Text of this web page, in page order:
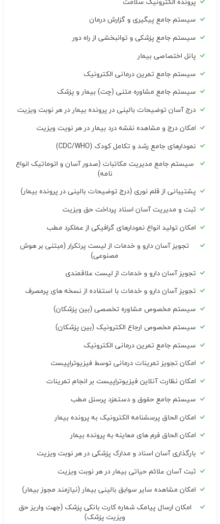
سیستم جامع پیگیری و گزارش درمان
سیستم جامع پزشکی و توانبخشی از راه دور
پانل اختصاصی بیمار
سیستم جامع تمرین درمانی الکترونیک
سیستم جامع مشاوره متنی (چت) بیمار و پزشک
درج آسان توضیحات بالینی در پرونده بیمار در هر نوبت ویزیت
امکان درج و مشاهده نقشه درد بیمار در هر نویت ویزیت
نمودارهای جامع رشد و تکامل کودک (CDC/WHO)
سیستم جامع مدیریت مکاتبات (صدور آسان و اتوماتیک انواع
نامه)
پشتیبانی از قلم نوری (درج توضیحات بالینی در پرونده بیمار)
ثبت و مدیریت آسان اسناد پرداخت حق ویزیت
امکان تولید انواع نمودارهای گرافیکی از عملکرد مطب
تجویز آسان دارو و خدمات از لیست پرتکرار (مبتنی بر هوش
مصنوعی)
تجویز آسان دارو و خدمات از لیست علاقمندی
تجویز آسان دارو و خدمات با استفاده از نسخه های پرمصرف
سیستم مخصوص مشاوره تخصصی (بین پزشکان)
سیستم مخصوص ارجاع الکترونیک (بین پزشکان)
سیستم جامع تمرین درمانی الکترونیک
امکان تجویز تمرینات درمانی توسط فیزیوتراپیست
امکان نظارت آنلاین فیزیوتراپیست بر انجام تمرینات
سیستم جامع حقوق و دستمزد پرسنل مطب
امکان الحاق پرسشنامه الکترونیک به پرونده بیمار
امکان الحاق فرم های معاینه به پرونده بیمار
بارگذاری آسان اسناد و مدارک پزشکی در هر نوبت ویزیت
ثبت آسان علائم حیاتی بیمار در هر نوبت ویزیت
امکان مشاهده سایر سوابق بالینی بیمار (نیازمند مجوز بیمار)
امکان ارسال پیامک شماره کارت بانکی پزشک (جهت واریز حق
ویزیت پزشک)